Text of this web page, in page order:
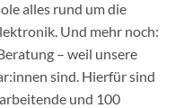
alles rund um die
Und mehr noch:
– weil unsere
sind. Hierfür sind
und 100